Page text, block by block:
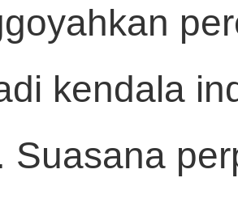
kendala
Suasana